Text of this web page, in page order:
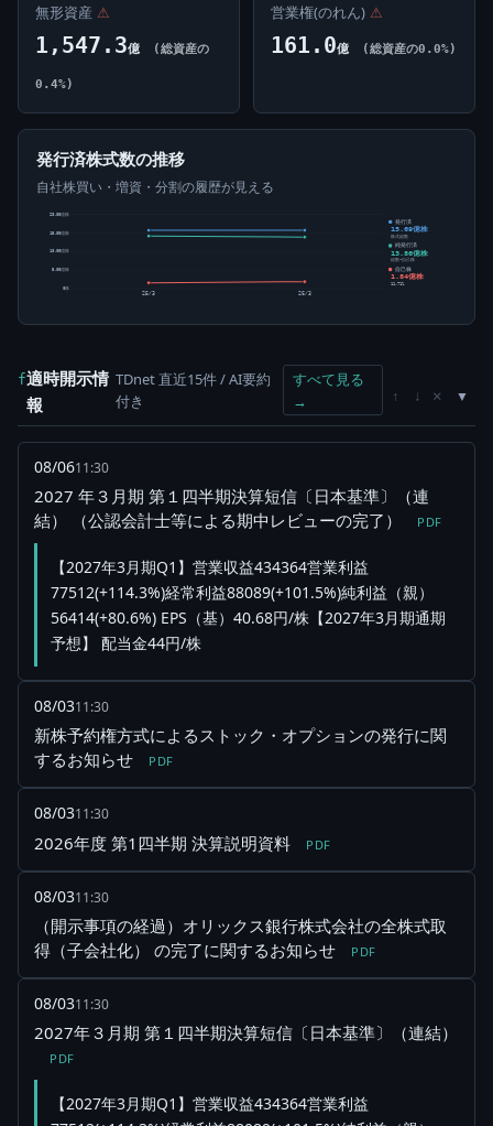
無形資産 ⚠
1,547.3億 (総資産の
0.4%)
営業権(のれん) ⚠
161.0億 (総資産の0.0%)
発行済株式数の推移
自社株買い・増資・分割の履歴が見える
0株
5.00億株
10.00億株
15.00億株
20.00億株
25/3 26/3
発行済
15.69億株
株式総数
純発行済
13.86億株
総数-自己株
自己株
1.84億株
11.71%
f適時開示情
報
TDnet 直近15件 / AI要約
付き
すべて見る
→
↑ ↓ ×
08/0611:30
2027 年３月期 第１四半期決算短信〔日本基準〕（連
結） （公認会計士等による期中レビューの完了）
PDF
【2027年3月期Q1】営業収益434364営業利益
77512(+114.3%)経常利益88089(+101.5%)純利益（親）
56414(+80.6%) EPS（基）40.68円/株【2027年3月期通期
予想】 配当金44円/株
08/0311:30
新株予約権方式によるストック・オプションの発行に関
するお知らせ
PDF
08/0311:30
2026年度 第1四半期 決算説明資料 PDF
08/0311:30
（開示事項の経過）オリックス銀行株式会社の全株式取
得（子会社化） の完了に関するお知らせ
PDF
08/0311:30
2027年３月期 第１四半期決算短信〔日本基準〕（連結）
PDF
【2027年3月期Q1】営業収益434364営業利益